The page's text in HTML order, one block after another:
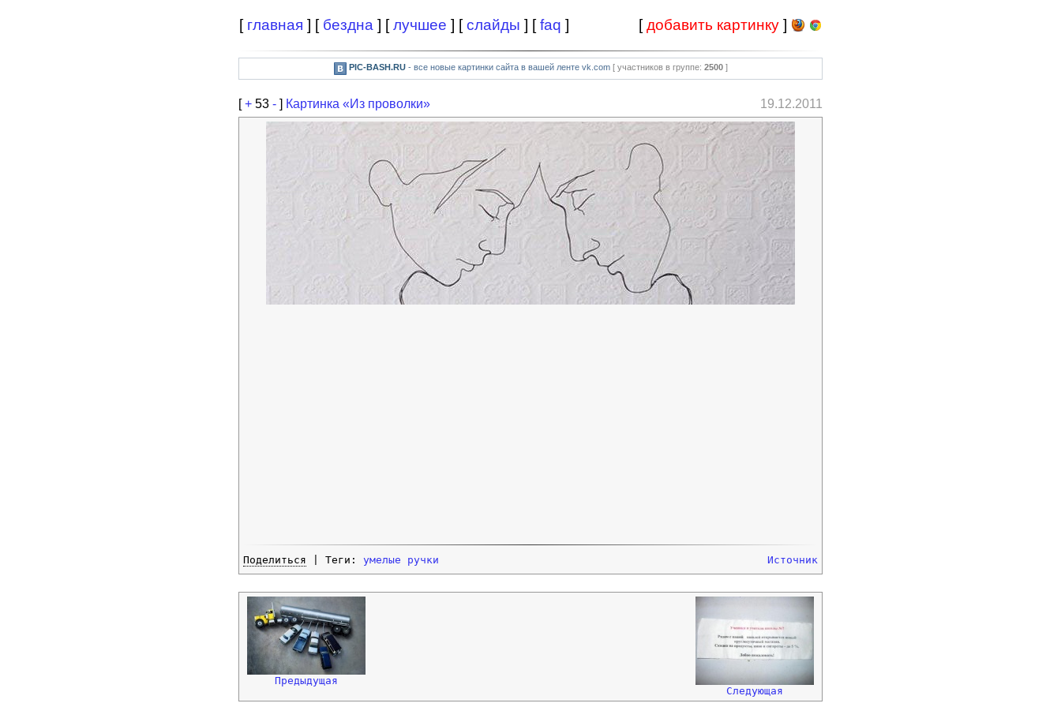
[ главная ] [ бездна ] [лучшее ] [слайды ] [faq ] [добавить картинку ]
PIC-BASH.RU- все новые картинки сайта в вашей ленте vk.com [ участников в группе: 2500]
[+ 53 - ] Картинка «Из проволки» 19.12.2011
Источник
Поделиться | Теги: умелые ручки
Предыдущая
Следующая